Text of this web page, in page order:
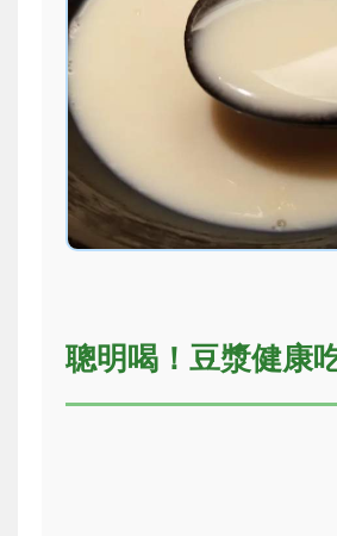
聰明喝！豆漿健康